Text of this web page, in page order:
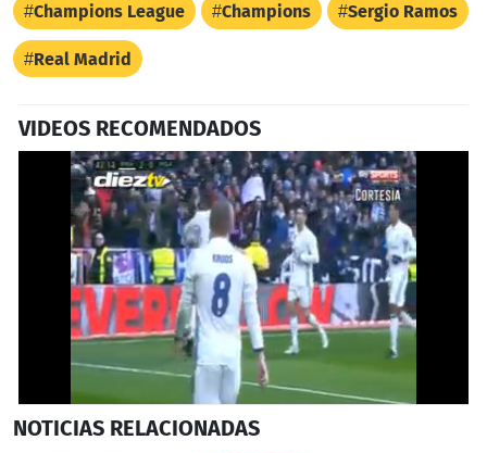
Champions League Champions Sergio Ramos
Real Madrid
VIDEOS RECOMENDADOS
seconds
NOTICIAS RELACIONADAS